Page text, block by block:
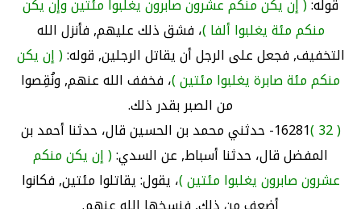
قوله:( إن يكن منكم عشرون صابرون يغلبوا مئتين وإن يكن
منكم مئة يغلبوا ألفا )، فشق ذلك عليهم, فأنزل الله
التخفيف, فجعل على الرجل أن يقاتل الرجلين, قوله:( إن يكن
منكم مئة صابرة يغلبوا مئتين )، فخفف الله عنهم, ونُقِصوا
من الصبر بقدر ذلك.
( 32 )
16281- حدثني محمد بن الحسين قال، حدثنا أحمد بن
المفضل قال، حدثنا أسباط, عن السدي:( إن يكن منكم
عشرون صابرون يغلبوا مئتين )، يقول: يقاتلوا مئتين, فكانوا